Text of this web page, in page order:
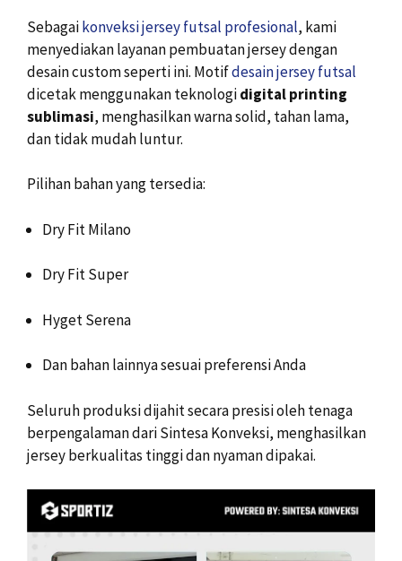
Sebagaikonveksi jersey futsal profesional, kami
menyediakan layanan pembuatan jersey dengan
desain custom seperti ini. Motifdesain jersey futsal
dicetak menggunakan teknologidigital printing
sublimasi, menghasilkan warna solid, tahan lama,
dan tidak mudah luntur.
Pilihan bahan yang tersedia:
Dry Fit Milano
Dry Fit Super
Hyget Serena
Dan bahan lainnya sesuai preferensi Anda
Seluruh produksi dijahit secara presisi oleh tenaga
berpengalaman dari Sintesa Konveksi, menghasilkan
jersey berkualitas tinggi dan nyaman dipakai.